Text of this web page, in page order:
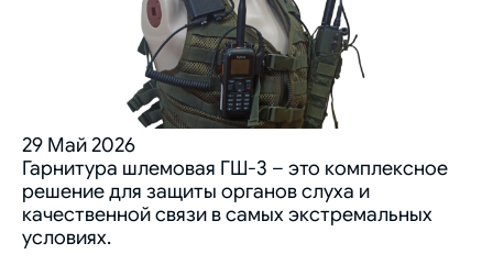
29 Май 2026
Гарнитура шлемовая ГШ-3 – это комплексное
решение для защиты органов слуха и
качественной связи в самых экстремальных
условиях.